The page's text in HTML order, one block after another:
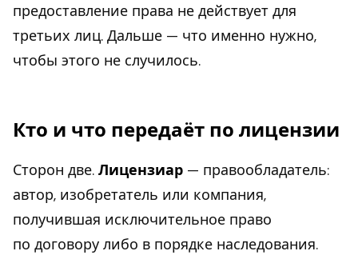
предоставление права не действует для
третьих лиц. Дальше — что именно нужно,
чтобы этого не случилось.
Кто и что передаёт по лицензии
Сторон две. Лицензиар — правообладатель:
автор, изобретатель или компания,
получившая исключительное право
по договору либо в порядке наследования.